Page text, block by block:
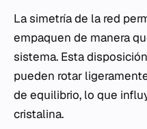
La simetría de la red
empaquen de manera
sistema. Esta
pueden rotar
de equilibrio, lo que
cristalina.